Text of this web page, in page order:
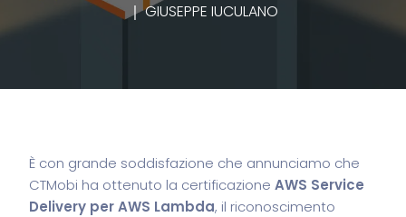
GIUSEPPE IUCULANO
È con grande soddisfazione che annunciamo che
CTMobi ha ottenuto la certificazione AWS Service
Delivery per AWS Lambda, il riconoscimento